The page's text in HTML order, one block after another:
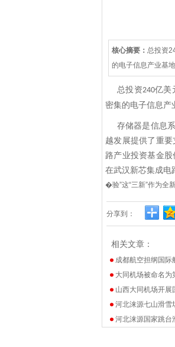
核心摘要： 总投资
的电子信息产业基地
总投资240亿美
密集的电子信息产
存储器是信息
越发展提供了重
路产业投资基金
在武汉新芯集成电
�验”这“三新”作为全
分享到：
相关文章：
成都航空担纲国际
大同机场被命名为
山西大同机场开展
河北涞源七山滑雪
河北涞源国家跳台